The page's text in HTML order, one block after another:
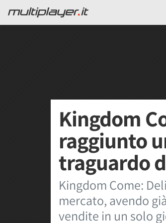
Kingdom
raggiunto
traguardo
Kingdom Come:
mercato, avendo
vendite in un solo